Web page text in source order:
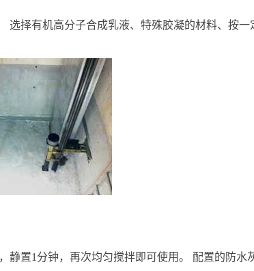
选择有机高分子合成乳液、特殊胶凝的材料、按一
置1分钟，再次均匀搅拌即可使用。 配置的防水